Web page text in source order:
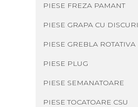
PIESE FREZA PAMANT
PIESE GRAPA CU DISCURI
PIESE GREBLA ROTATIVA
PIESE PLUG
PIESE SEMANATOARE
PIESE TOCATOARE CSU